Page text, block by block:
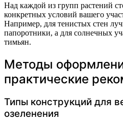
Над каждой из групп растений
конкретных условий вашего
Например, для тенистых стен
папоротники, а для солнечных
тимьян.
Методы
практические
Типы конструкций для
озеленения